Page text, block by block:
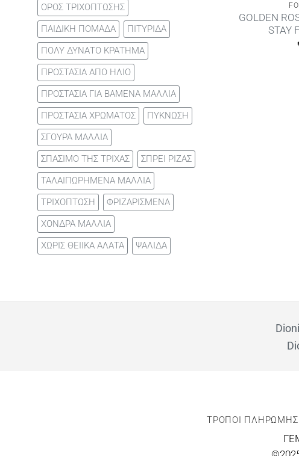
ΟΡΟΣ ΤΡΙΧΟΠΤΩΣΗΣ
ΠΑΙΔΙΚΗ ΠΟΜΑΔΑ
ΠΙΤΥΡΙΔΑ
ΠΟΛΥ ΔΥΝΑΤΟ ΚΡΑΤΗΜΑ
ΠΡΟΣΤΑΣΙΑ ΑΠΟ ΗΛΙΟ
ΠΡΟΣΤΑΣΙΑ ΓΙΑ ΒΑΜΕΝΑ ΜΑΛΛΙΑ
ΠΡΟΣΤΑΣΙΑ ΧΡΩΜΑΤΟΣ
ΠΥΚΝΩΣΗ
ΣΓΟΥΡΑ ΜΑΛΛΙΑ
ΣΠΑΣΙΜΟ ΤΗΣ ΤΡΙΧΑΣ
ΣΠΡΕΙ ΡΙΖΑΣ
ΤΑΛΑΙΠΩΡΗΜΕΝΑ ΜΑΛΛΙΑ
ΤΡΙΧΟΠΤΩΣΗ
ΦΡΙΖΑΡΙΣΜΕΝΑ
ΧΟΝΔΡΑ ΜΑΛΛΙΑ
ΧΩΡΙΣ ΘΕΙΙΚΑ ΑΛΑΤΑ
ΨΑΛΙΔΑ
GOLDEN
STAY
ΤΡΟΠΟΙ ΠΛΗΡΩΜΗΣ